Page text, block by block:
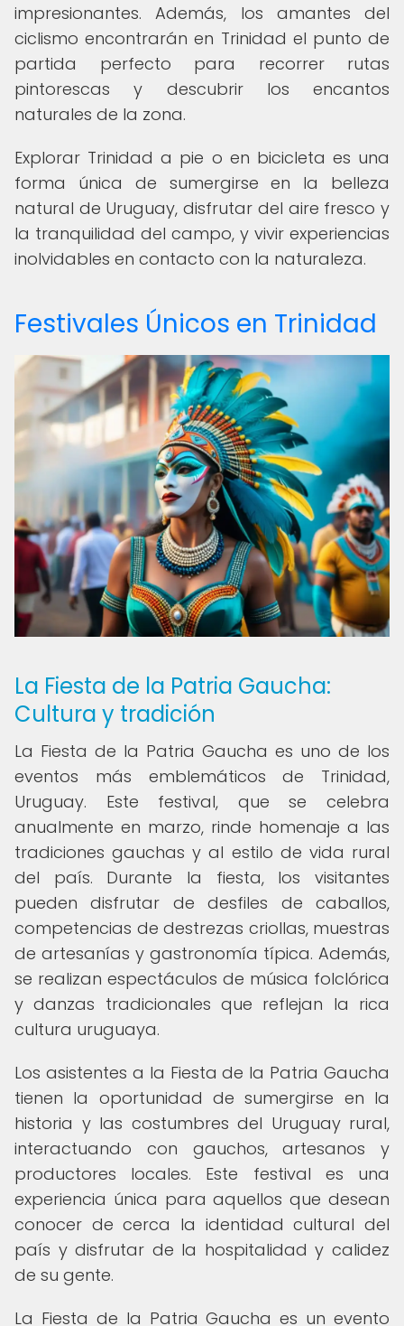
impresionantes. Además, los amantes del
ciclismo encontrarán en Trinidad el punto de
partida perfecto para recorrer rutas
pintorescas y descubrir los encantos
naturales de la zona.
Explorar Trinidad a pie o en bicicleta es una
forma única de sumergirse en la belleza
natural de Uruguay, disfrutar del aire fresco y
la tranquilidad del campo, y vivir experiencias
inolvidables en contacto con la naturaleza.
Festivales Únicos en Trinidad
La Fiesta de la Patria Gaucha:
Cultura y tradición
La Fiesta de la Patria Gaucha es uno de los
eventos más emblemáticos de Trinidad,
Uruguay. Este festival, que se celebra
anualmente en marzo, rinde homenaje a las
tradiciones gauchas y al estilo de vida rural
del país. Durante la fiesta, los visitantes
pueden disfrutar de desfiles de caballos,
competencias de destrezas criollas, muestras
de artesanías y gastronomía típica. Además,
se realizan espectáculos de música folclórica
y danzas tradicionales que reflejan la rica
cultura uruguaya.
Los asistentes a la Fiesta de la Patria Gaucha
tienen la oportunidad de sumergirse en la
historia y las costumbres del Uruguay rural,
interactuando con gauchos, artesanos y
productores locales. Este festival es una
experiencia única para aquellos que desean
conocer de cerca la identidad cultural del
país y disfrutar de la hospitalidad y calidez
de su gente.
La Fiesta de la Patria Gaucha es un evento